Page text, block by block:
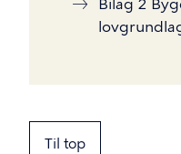
Bilag 2
Til top